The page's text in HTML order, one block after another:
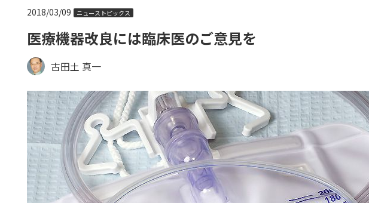
医療機器改良には臨床医のご意見を
2018/03/09 ニューストピックス
古田土 真一